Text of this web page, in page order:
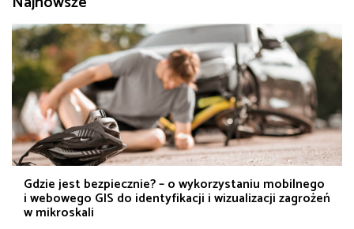
do
Biznes
Infrastruktura i telekomunikacja
Turystyka i rekreacja
Architektura, inżynieria i budownictwo
Gdzie jest bezpiecznie? – o wykorzystaniu mobilnego
i webowego GIS do identyfikacji i wizualizacji zagrożeń
w mikroskali